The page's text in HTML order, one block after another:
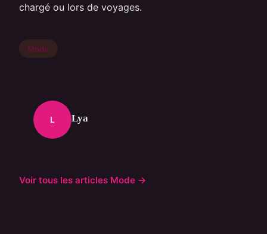
chargé ou lors de voyages.
Mode
L Lya
Voir tous les articles Mode →